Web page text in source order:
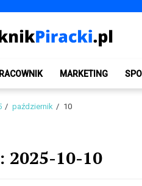
MARKETING
październik 10
2025-10-10